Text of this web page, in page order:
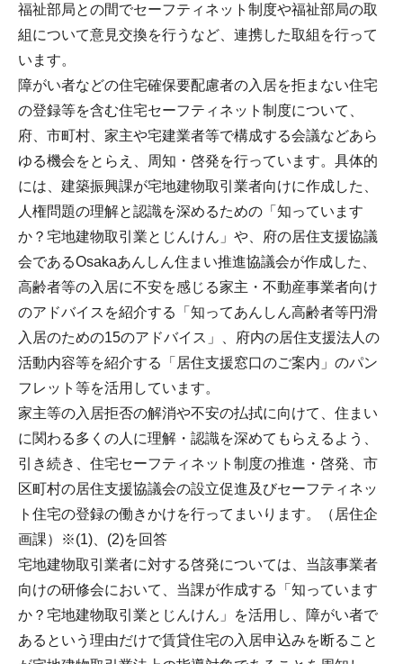
福祉部局との間でセーフティネット制度や福祉部局の取
組について意見交換を行うなど、連携した取組を行って
います。
障がい者などの住宅確保要配慮者の入居を拒まない住宅
の登録等を含む住宅セーフティネット制度について、
府、市町村、家主や宅建業者等で構成する会議などあら
ゆる機会をとらえ、周知・啓発を行っています。具体的
には、建築振興課が宅地建物取引業者向けに作成した、
人権問題の理解と認識を深めるための「知っています
か？宅地建物取引業とじんけん」や、府の居住支援協議
会であるOsakaあんしん住まい推進協議会が作成した、
高齢者等の入居に不安を感じる家主・不動産事業者向け
のアドバイスを紹介する「知ってあんしん高齢者等円滑
入居のための15のアドバイス」、府内の居住支援法人の
活動内容等を紹介する「居住支援窓口のご案内」のパン
フレット等を活用しています。
家主等の入居拒否の解消や不安の払拭に向けて、住まい
に関わる多くの人に理解・認識を深めてもらえるよう、
引き続き、住宅セーフティネット制度の推進・啓発、市
区町村の居住支援協議会の設立促進及びセーフティネッ
ト住宅の登録の働きかけを行ってまいります。（居住企
画課）※(1)、(2)を回答
宅地建物取引業者に対する啓発については、当該事業者
向けの研修会において、当課が作成する「知っています
か？宅地建物取引業とじんけん」を活用し、障がい者で
あるという理由だけで賃貸住宅の入居申込みを断ること